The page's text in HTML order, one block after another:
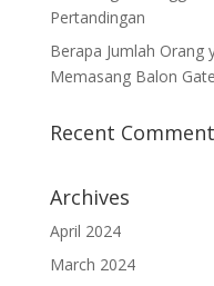
Pertandingan
Berapa Jumlah Orang
Memasang Balon
Recent
Archives
April 2024
March 2024